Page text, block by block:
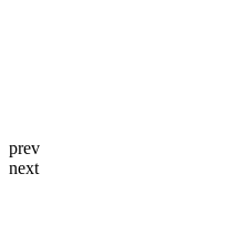
prev
next